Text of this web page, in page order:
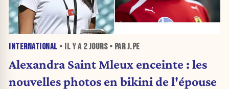
INTERNATIONAL • IL Y A 2 JOURS• PAR J.PE
Alexandra Saint Mleux enceinte : les
nouvelles photos en bikini de l'épouse